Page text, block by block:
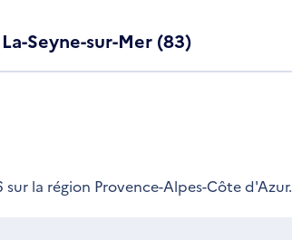
Seyne-sur-Mer (83)
la région Provence-Alpes-Côte d'Azur.